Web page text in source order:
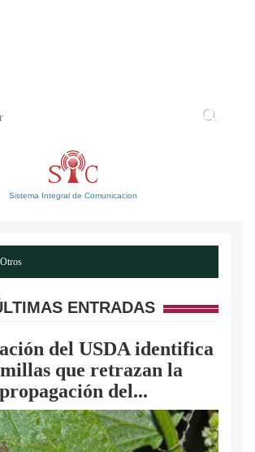
Sistema Integral de Comunicacion
Otros
ENTRADAS
del USDA identifica
que retrazan la
propagación del...